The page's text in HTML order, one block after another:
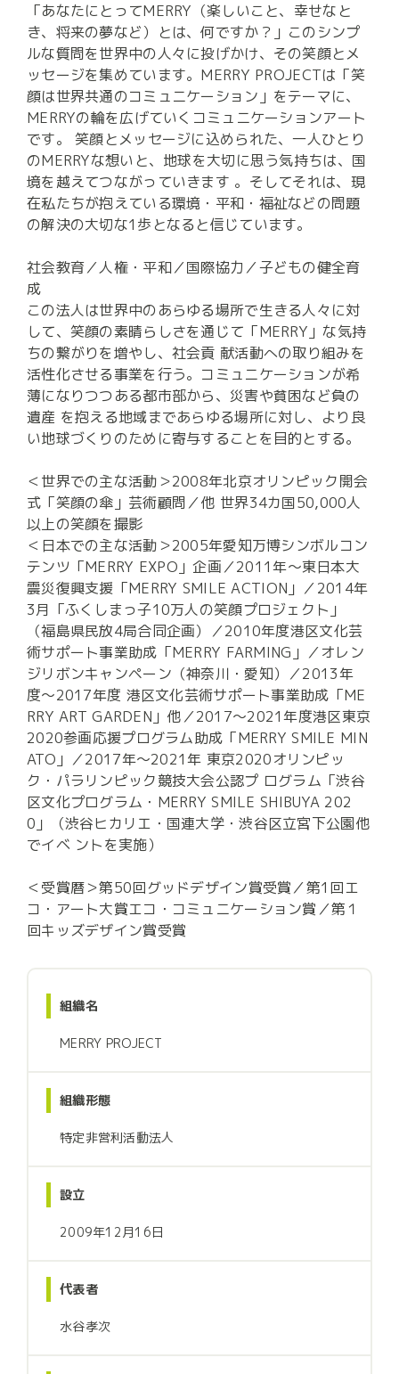
「あなたにとってMERRY（楽しいこと、幸せなと
き、将来の夢など）とは、何ですか？」このシンプ
ルな質問を世界中の人々に投げかけ、その笑顔とメ
ッセージを集めています。MERRY PROJECTは「笑
顔は世界共通のコミュニケーション」をテーマに、
MERRYの輪を広げていくコミュニケーションアート
です。 笑顔とメッセージに込められた、一人ひとり
のMERRYな想いと、地球を大切に思う気持ちは、国
境を越えてつながっていきます 。そしてそれは、現
在私たちが抱えている環境・平和・福祉などの問題
の解決の大切な1歩となると信じています。
社会教育／人権・平和／国際協力／子どもの健全育
成
この法人は世界中のあらゆる場所で生きる人々に対
して、笑顔の素晴らしさを通じて「MERRY」な気持
ちの繋がりを増やし、社会貢 献活動への取り組みを
活性化させる事業を行う。コミュニケーションが希
薄になりつつある都市部から、災害や貧困など負の
遺産 を抱える地域まであらゆる場所に対し、より良
い地球づくりのために寄与することを目的とする。
＜世界での主な活動＞2008年北京オリンピック開会
式「笑顔の傘」芸術顧問／他 世界34カ国50,000人
以上の笑顔を撮影
＜日本での主な活動＞2005年愛知万博シンボルコン
テンツ「MERRY EXPO」企画／2011年〜東日本大
震災復興支援「MERRY SMILE ACTION」／2014年
3月「ふくしまっ子10万人の笑顔プロジェクト」
（福島県民放4局合同企画）／2010年度港区文化芸
術サポート事業助成「MERRY FARMING」／オレン
ジリボンキャンペーン（神奈川・愛知）／2013年
度〜2017年度 港区文化芸術サポート事業助成「ME
RRY ART GARDEN」他／2017〜2021年度港区東京
2020参画応援プログラム助成「MERRY SMILE MIN
ATO」／2017年〜2021年 東京2020オリンピッ
ク・パラリンピック競技大会公認プ ログラム「渋谷
区文化プログラム・MERRY SMILE SHIBUYA 202
0」（渋谷ヒカリエ・国連大学・渋谷区立宮下公園他
でイベ ントを実施）
＜受賞暦＞第50回グッドデザイン賞受賞／第1回エ
コ・アート大賞エコ・コミュニケーション賞／第１
回キッズデザイン賞受賞
組織名
MERRY PROJECT
組織形態
特定非営利活動法人
設立
2009年12月16日
代表者
水谷孝次